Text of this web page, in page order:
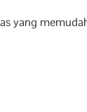
yang